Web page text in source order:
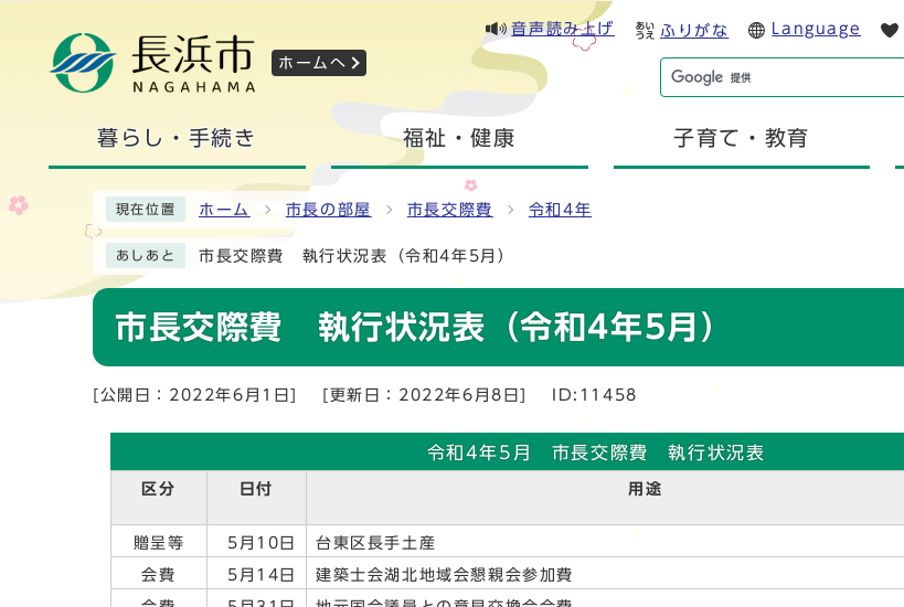
ホームへ
音声読み上げ ふりがな Language
暮らし・手続き 福祉・健康 子育て・教育
現在位置 ホーム 市長の部屋 市長交際費 令和4年
あしあと 市長交際費 執行状況表（令和4年5月）
市長交際費 執行状況表（令和4年5月）
[公開日：2022年6月1日] [更新日：2022年6月8日] ID:11458
令和4年5月 市長交際費 執行状況表
区分 日付 用途
贈呈等 5月10日 台東区長手土産
会費 5月14日 建築士会湖北地域会懇親会参加費